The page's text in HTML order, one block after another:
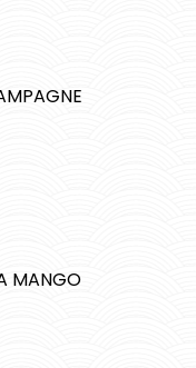
MANGO